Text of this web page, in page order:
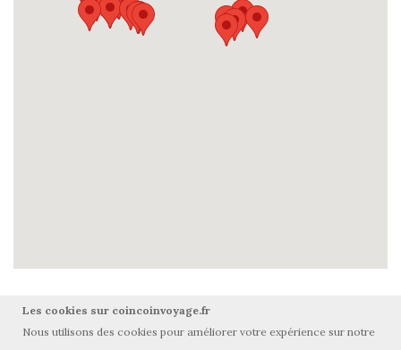
Les cookies sur coincoinvoyage.fr
Nous utilisons des cookies pour améliorer votre expérience sur notre